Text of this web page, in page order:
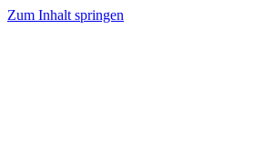
Zum Inhalt springen